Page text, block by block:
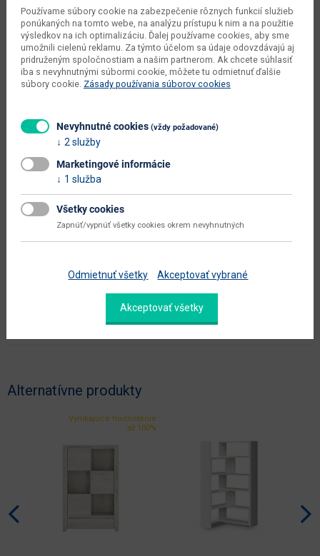
počet balíkov dodávateľa 1 ks
váha s obalom dodávateľa 23 kg
dodávateľa
0.048 m3
dodáva sa
údržba utierať navlhko
hlavná farba biela
dub burgundský / biela
hlavný materiál aglomerovaný materiál
laminovaná DTD
Zobraziť ďalšie parametre
Alternatívne produkty
Vynikajúce hodnotenie
až 100%
Používame súbory cookie na zabezpečenie rôznych funkcií služieb
ponúkaných na tomto webe, na analýzu prístupu k nim a na použitie
výsledkov na ich optimalizáciu. Ďalej používame cookies, aby sme
umožnili cielenú reklamu. Za týmto účelom sa údaje odovzdávajú aj
pridruženým spoločnostiam a našim partnerom. Ak chcete súhlasiť
iba s nevyhnutnými súbormi cookie, môžete tu odmietnuť ďalšie
súbory cookie. Zásady používania súborov cookies
Nevyhnutné cookies (vždy požadované)
2 služby
Marketingové informácie
1 služba
Všetky cookies
Zapnúť/vypnúť všetky cookies okrem nevyhnutných
Odmietnuť všetky Akceptovať vybrané
Akceptovať všetky